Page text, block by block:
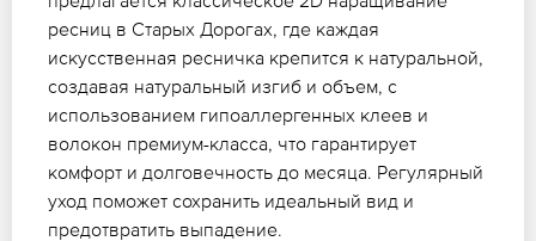
ресниц в Старых Дорогах, где каждая
искусственная ресничка крепится к натуральной,
создавая натуральный изгиб и объем, с
использованием гипоаллергенных клеев и
волокон премиум-класса, что гарантирует
комфорт и долговечность до месяца. Регулярный
уход поможет сохранить идеальный вид и
предотвратить выпадение.